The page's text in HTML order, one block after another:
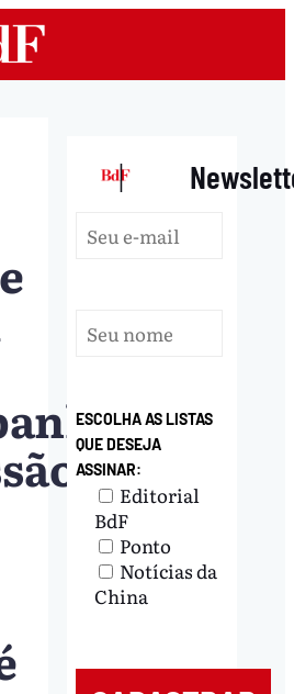
|
ESCOLHA AS LISTAS
QUE DESEJA
ASSINAR:
Editorial
BdF
Ponto
Notícias da
China